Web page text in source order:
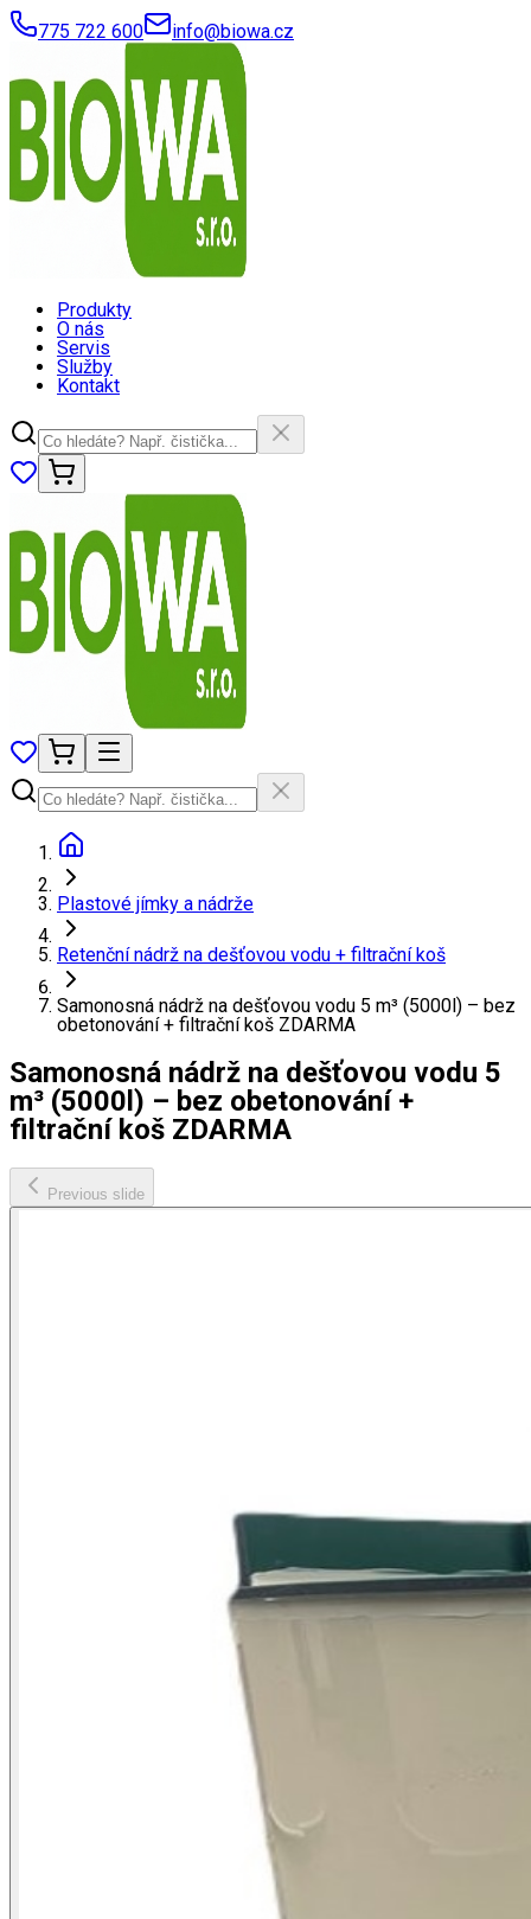
775 722 600 info@biowa.cz
Produkty
O nás
Servis
Služby
Kontakt
Plastové jímky a nádrže
Retenční nádrž na dešťovou vodu + filtrační koš
Samonosná nádrž na dešťovou vodu 5 m³ (5000l) – bez
obetonování + filtrační koš ZDARMA
Samonosná nádrž na dešťovou vodu 5
m³ (5000l) – bez obetonování +
filtrační koš ZDARMA
Previous slide